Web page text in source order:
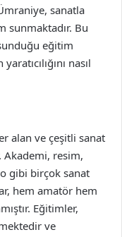
sanatla
sunmaktadır. Bu
eğitim
nasıl
alan ve çeşitli sanat
resim,
gibi birçok sanat
hem amatör hem
Eğitimler,
ve